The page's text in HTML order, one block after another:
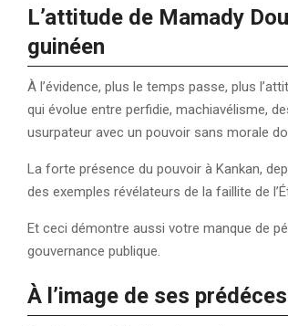
L’attitude de Mamady
guinéen
À l’évidence, plus le temps passe, plus
qui évolue entre perfidie, machiavélisme,
usurpateur avec un pouvoir sans morale
La forte présence du pouvoir à Kankan,
des exemples révélateurs de la faillite de
Et ceci démontre aussi votre manque de
gouvernance publique.
À l’image de ses